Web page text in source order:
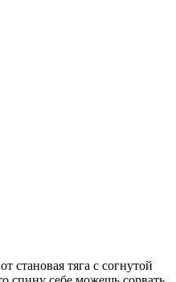
становая тяга с согнутой